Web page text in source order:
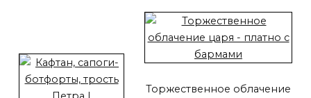
Торжественное облачение